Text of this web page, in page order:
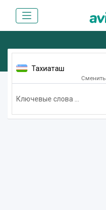
Тахиаташ
Сменить